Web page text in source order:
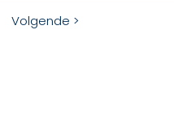
Volgende >